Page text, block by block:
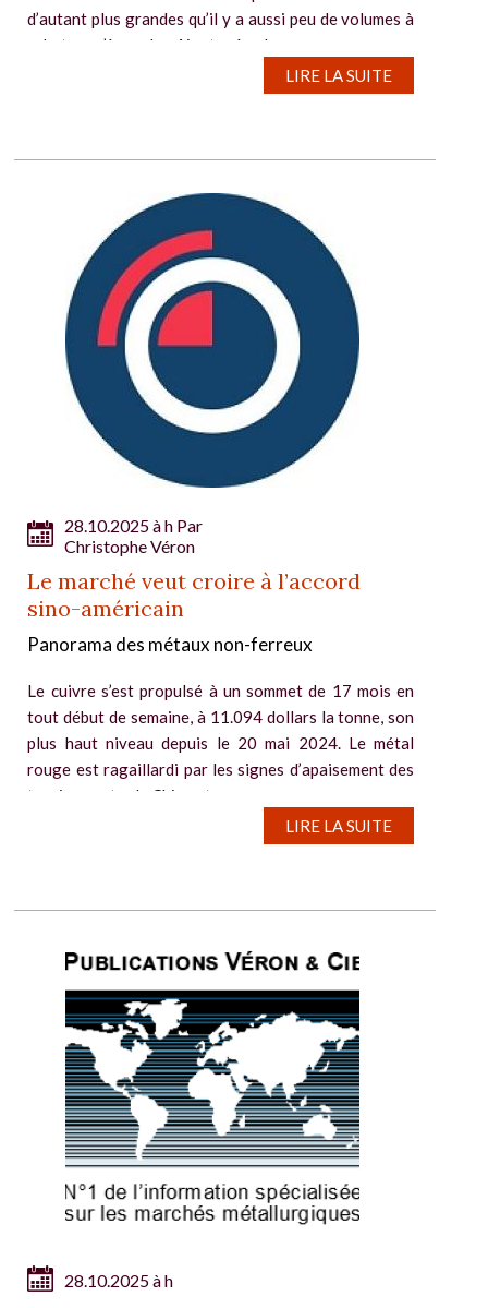
d’autant plus grandes qu’il y a aussi peu de volumes à
acheter qu’à vendre. Ajoutez à cela...
LIRE LA SUITE
28.10.2025 à h Par
Christophe Véron
Le marché veut croire à l’accord
sino-américain
Panorama des métaux non-ferreux
Le cuivre s’est propulsé à un sommet de 17 mois en
tout début de semaine, à 11.094 dollars la tonne, son
plus haut niveau depuis le 20 mai 2024. Le métal
rouge est ragaillardi par les signes d’apaisement des
tensions entre la Chine et...
LIRE LA SUITE
28.10.2025 à h